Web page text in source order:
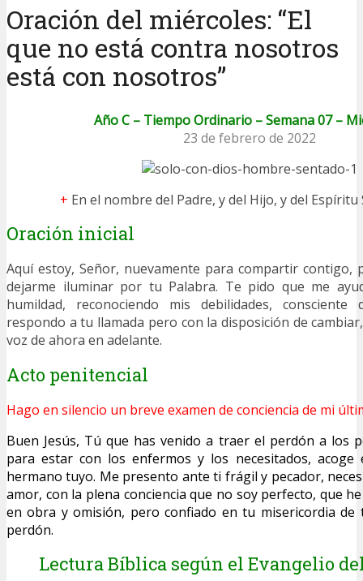
Oración del miércoles: “El
que no está contra nosotros
está con nosotros”
Año C – Tiempo Ordinario – Semana 07 –
23 de febrero de 2022
+ En el nombre del Padre, y del Hijo, y del Espíritu
Oración inicial
Aquí estoy, Señor, nuevamente para compartir contigo,
dejarme iluminar por tu Palabra. Te pido que me
humildad, reconociendo mis debilidades,
respondo a tu llamada pero con la disposición de
voz de ahora en adelante.
Acto penitencial
Hago en silencio un breve examen de conciencia de mi
Buen Jesús, Tú que has venido a traer el perdón a los
para estar con los enfermos y los necesitados,
hermano tuyo. Me presento ante ti frágil y pecador,
amor, con la plena conciencia que no soy perfecto, que
en obra y omisión, pero confiado en tu misericordia de
perdón.
Lectura Bíblica según el Evangelio